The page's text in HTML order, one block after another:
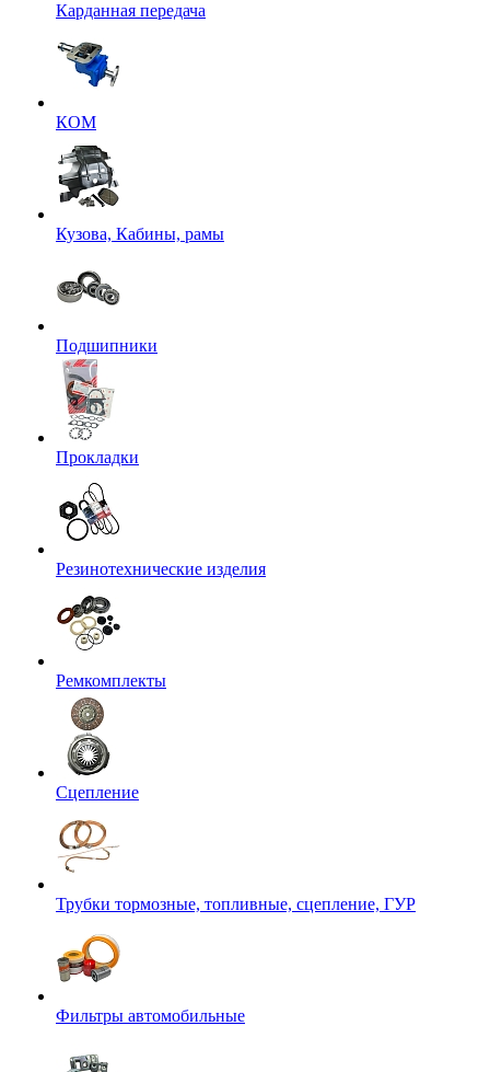
Карданная передача
КОМ
Кузова, Кабины, рамы
Подшипники
Прокладки
Резинотехнические изделия
Ремкомплекты
Сцепление
Трубки тормозные, топливные, сцепление, ГУР
Фильтры автомобильные